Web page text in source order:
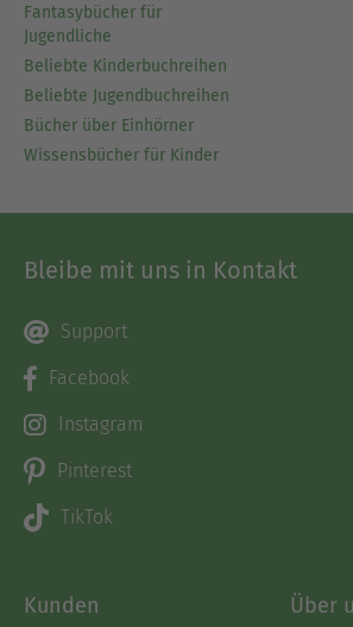
Fantasybücher für
Jugendliche
Beliebte Kinderbuchreihen
Beliebte Jugendbuchreihen
Bücher über Einhörner
Wissensbücher für Kinder
Bleibe mit uns in Kontakt
Support
Facebook
Instagram
Pinterest
TikTok
Kunden Über